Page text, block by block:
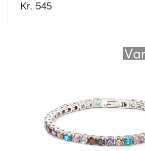
Kr. 545